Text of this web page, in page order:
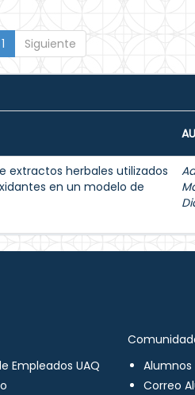
1 Siguiente
extractos herbales utilizados
en un modelo de
Empleados UAQ
Alumnos
Correo